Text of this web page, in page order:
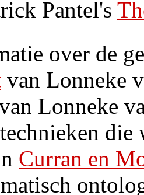
Pantel's
over de
van Lonneke
Lonneke
Curran en